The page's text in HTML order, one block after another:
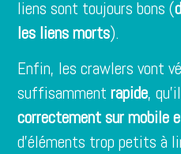
liens sont toujours bons (
les liens morts).
Enfin, les crawlers vont
suffisammentrapide, qu’il
correctement sur mobile
d’éléments trop petits à